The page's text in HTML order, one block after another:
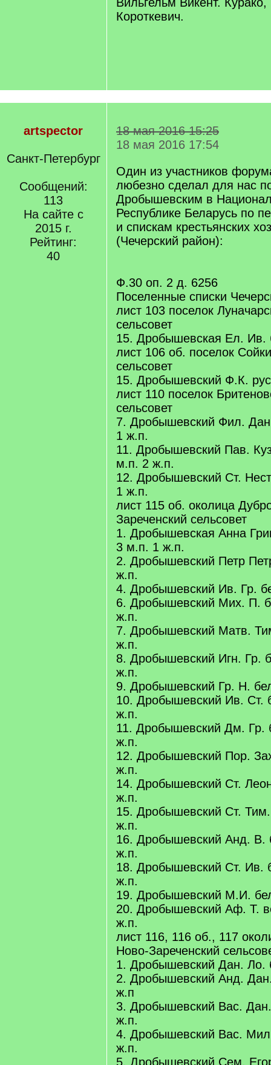
Короткевич.
artspector
Санкт-Петербург
Сообщений:
113
На сайте с
2015 г.
Рейтинг:
40
18 мая 2016 15:25
18 мая 2016 17:54
Один из участников
любезно сделал для нас
Дробышевским в
Республике Беларусь по
и спискам крестьянских
(Чечерский район):
Ф.30 оп. 2 д. 6256
Поселенные списки
лист 103 поселок
сельсовет
15. Дробышевская Ел. Ив.
лист 106 об. поселок
сельсовет
15. Дробышевский Ф.К.
лист 110 поселок
сельсовет
7. Дробышевский Фил.
1 ж.п.
11. Дробышевский Пав.
м.п. 2 ж.п.
12. Дробышевский Ст.
1 ж.п.
лист 115 об. околица
Зареченский сельсовет
1. Дробышевская Анна
3 м.п. 1 ж.п.
2. Дробышевский Петр
ж.п.
4. Дробышевский Ив. Гр.
6. Дробышевский Мих. П.
ж.п.
7. Дробышевский Матв.
ж.п.
8. Дробышевский Игн. Гр.
ж.п.
9. Дробышевский Гр. Н.
10. Дробышевский Ив. Ст.
ж.п.
11. Дробышевский Дм. Гр.
ж.п.
12. Дробышевский Пор.
ж.п.
14. Дробышевский Ст.
ж.п.
15. Дробышевский Ст.
ж.п.
16. Дробышевский Анд. В.
ж.п.
18. Дробышевский Ст. Ив.
ж.п.
19. Дробышевский М.И.
20. Дробышевский Аф. Т.
ж.п.
лист 116, 116 об., 117
Ново-Зареченский
1. Дробышевский Дан. Ло.
2. Дробышевский Анд.
ж.п
3. Дробышевский Вас.
ж.п.
4. Дробышевский Вас.
ж.п.
5. Дробышевский Сем.